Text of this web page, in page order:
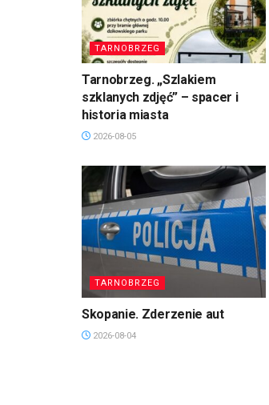
TARNOBRZEG
Tarnobrzeg. „Szlakiem
szklanych zdjęć” – spacer i
historia miasta
2026-08-05
TARNOBRZEG
Skopanie. Zderzenie aut
2026-08-04